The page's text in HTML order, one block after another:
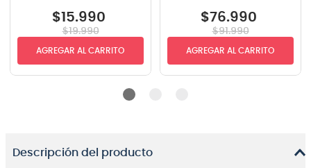
$15.990
$19.990
AGREGAR AL CARRITO
$76.990
$91.990
AGREGAR AL CARRITO
Descripción del producto